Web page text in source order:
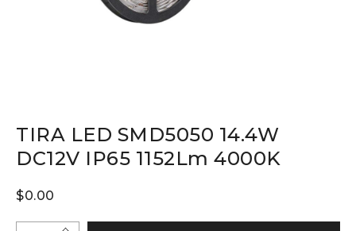
TIRA LED SMD5050 14.4W
DC12V IP65 1152Lm 4000K
$0.00